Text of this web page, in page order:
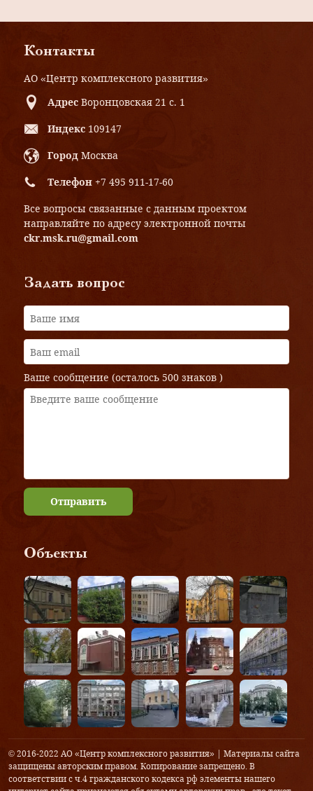
Контакты
АО «Центр комплексного развития»
Адрес Воронцовская 21 с. 1
Индекс 109147
Город Москва
Телефон +7 495 911-17-60
Все вопросы связанные с данным проектом
направляйте по адресу электронной почты
ckr.msk.ru@gmail.com
Задать вопрос
Ваше сообщение (осталось 500 знаков )
Отправить
Объекты
© 2016-2022 АО «Центр комплексного развития» | Материалы сайта
защищены авторским правом. Копирование запрещено. В
соответствии с ч.4 гражданского кодекса рф элементы нашего